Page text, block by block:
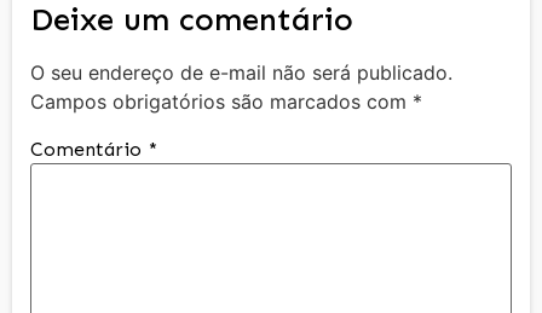
Deixe um comentário
O seu endereço de e-mail não será publicado.
Campos obrigatórios são marcados com *
Comentário *